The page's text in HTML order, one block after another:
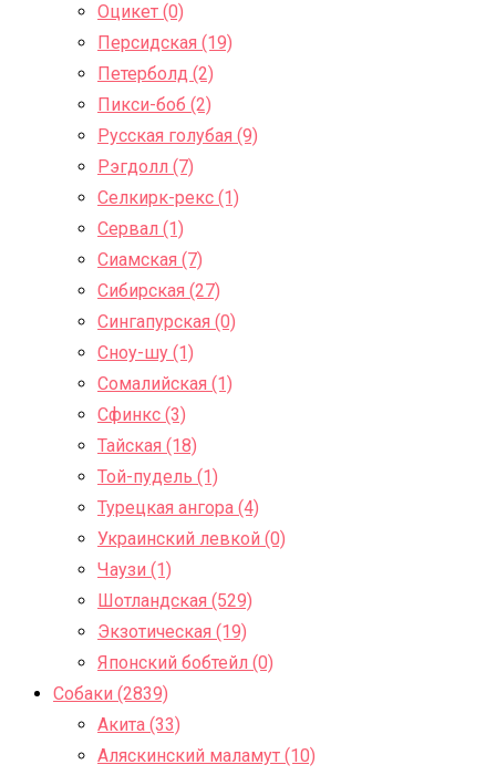
Оцикет (0)
Персидская (19)
Петерболд (2)
Пикси-боб (2)
Русская голубая (9)
Рэгдолл (7)
Селкирк-рекс (1)
Сервал (1)
Сиамская (7)
Сибирская (27)
Сингапурская (0)
Сноу-шу (1)
Сомалийская (1)
Сфинкс (3)
Тайская (18)
Той-пудель (1)
Турецкая ангора (4)
Украинский левкой (0)
Чаузи (1)
Шотландская (529)
Экзотическая (19)
Японский бобтейл (0)
Собаки (2839)
Акита (33)
Аляскинский маламут (10)